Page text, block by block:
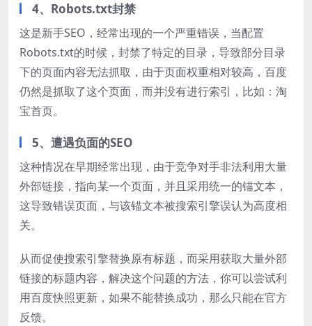
4、Robots.txt封禁
这是新手SEO，经常出现的一个严重错误，当配置
Robots.txt的时候，封禁了特定的目录，导致部分目录
下的页面内容无法抓取，由于页面权重相对较高，百度
仍然是抓取了这个页面，而并没有进行索引，比如：淘
宝首页。
5、遭遇负面的SEO
这种情况在早期经常出现，由于竞争对手非法利用大量
外部链接，指向某一个页面，并且采用统一的锚文本，
这导致错误页面，与该锚文本被搜索引擎误认为高度相
关。
从而促使搜索引擎替换原有标题，而采用获取大量外部
链接的标题内容，解决这个问题的方法，你可以尝试利
用百度快照更新，如果不能替换成功，那么只能在官方
反馈。